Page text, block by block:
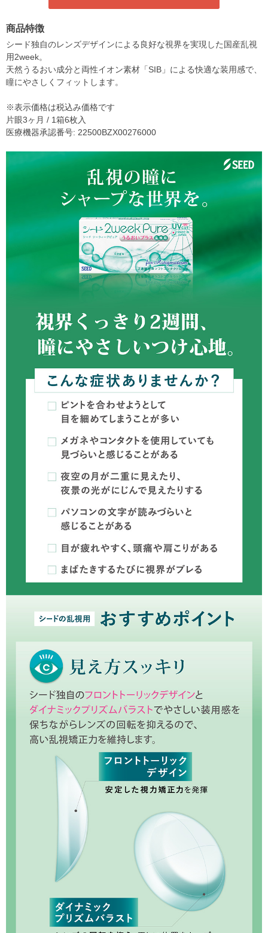
商品特徴
シード独自のレンズデザインによる良好な視界を実現した国産乱視
用2week。
天然うるおい成分と両性イオン素材「SIB」による快適な装用感で、
瞳にやさしくフィットします。
※表示価格は税込み価格です
片眼3ヶ月 / 1箱6枚入
医療機器承認番号: 22500BZX00276000